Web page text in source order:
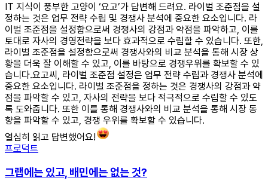
IT 지식이 풍부한 고양이 ‘요고’가 답변해 드려요. 라이벌 조준점을 설
정하는 것은 업무 전략 수립 및 경쟁사 분석에 중요한 요소입니다. 라
이벌 조준점을 설정함으로써 경쟁사의 강점과 약점을 파악하고, 이를
토대로 자사의 경영전략을 보다 효과적으로 수립할 수 있습니다. 또한,
라이벌 조준점을 설정함으로써 경쟁사와의 비교 분석을 통해 시장 상
황을 더욱 잘 이해할 수 있고, 이를 바탕으로 경쟁우위를 확보할 수 있
습니다.요고씨, 라이벌 조준점 설정은 업무 전략 수립과 경쟁사 분석에
중요한 요소입니다. 라이벌 조준점을 정하는 것은 경쟁사의 강점과 약
점을 파악할 수 있고, 자사의 전략을 보다 적극적으로 수립할 수 있도
록 도와줍니다. 또한 이를 통해 경쟁사와의 비교 분석을 통해 시장 동
향을 파악할 수 있고, 경쟁 우위를 확보할 수 있습니다.
열심히 읽고 답변했어요!
프로덕트
그랩에는 있고, 배민에는 없는 것?